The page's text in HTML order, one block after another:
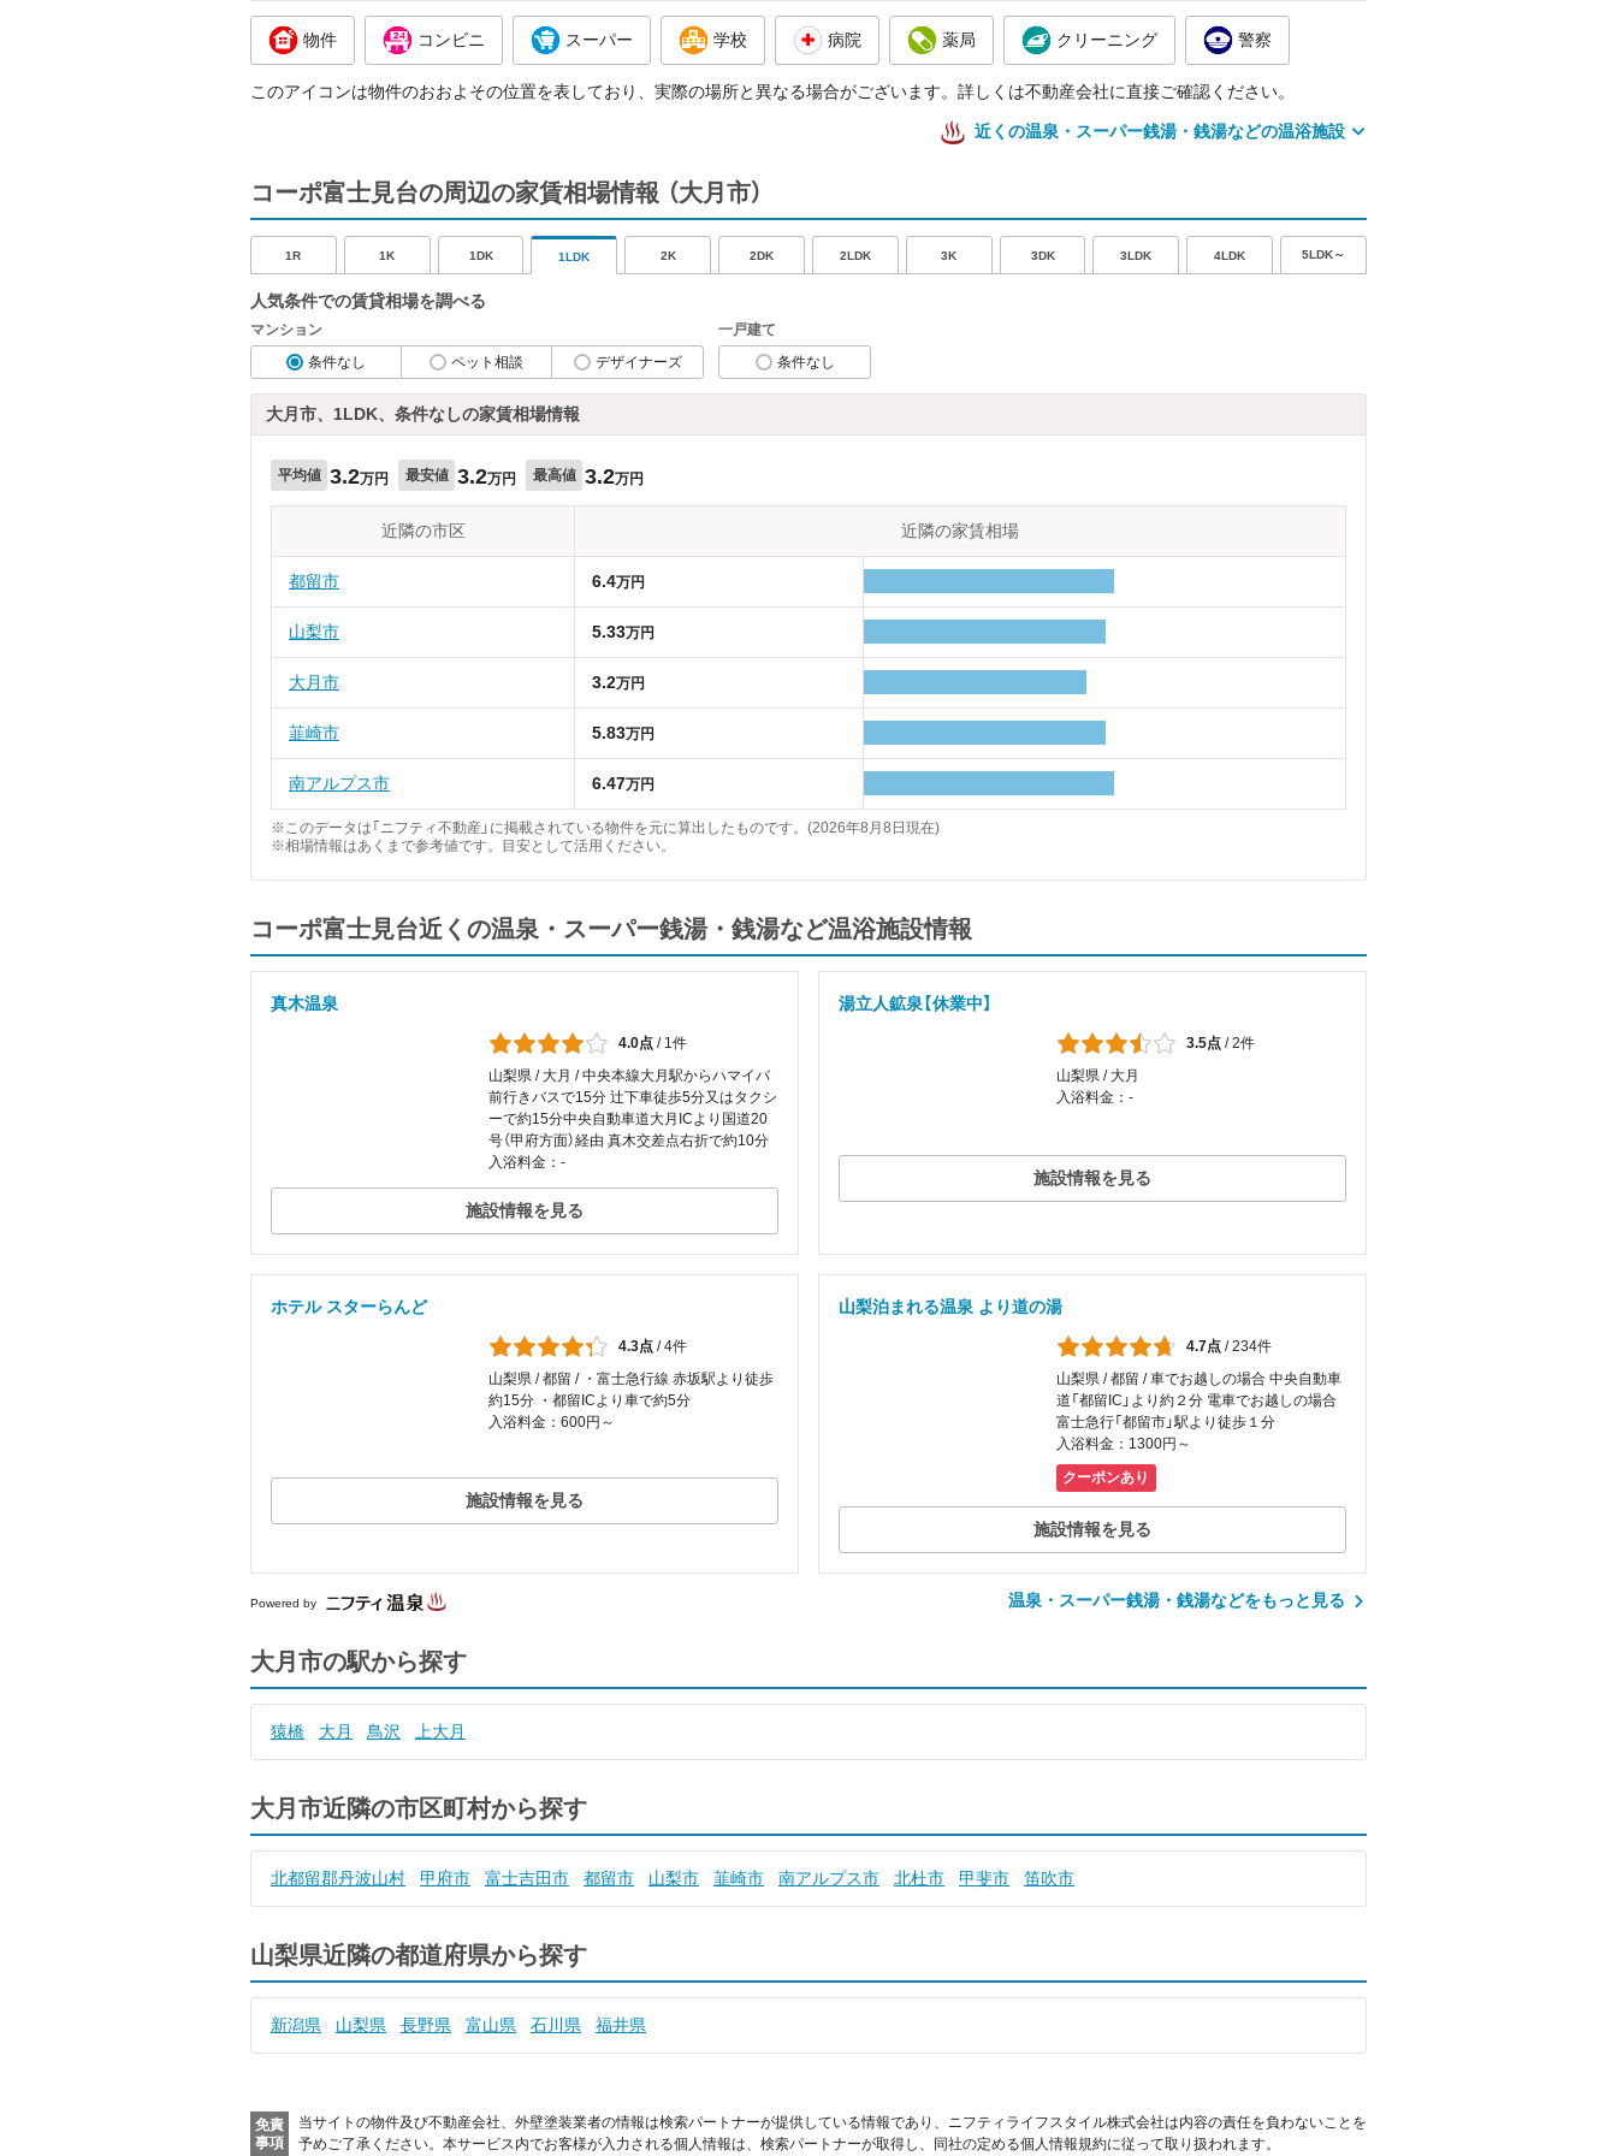
物件 コンビニ スーパー 学校 病院 薬局 クリーニング 警察
このアイコンは物件のおおよその位置を表しており、実際の場所と異なる場合がございます。詳しくは不動産会社に直接ご確認ください。
近くの温泉・スーパー銭湯・銭湯などの温浴施設
コーポ富士見台の周辺の家賃相場情報 （大月市）
1R 1K 1DK 1LDK 2K 2DK 2LDK 3K 3DK 3LDK 4LDK 5LDK～
人気条件での賃貸相場を調べる
マンション
条件なし
ペット相談 デザイナーズ
一戸建て
条件なし
大月市、1LDK、条件なしの家賃相場情報
平均値 3.2万円 最安値 3.2万円 最高値 3.2万円
近隣の市区 近隣の家賃相場
都留市 6.4万円
山梨市 5.33万円
大月市 3.2万円
韮崎市 5.83万円
南アルプス市 6.47万円
※このデータは「ニフティ不動産」に掲載されている物件を元に算出したものです。(2026年8月8日現在)
※相場情報はあくまで参考値です。目安として活用ください。
コーポ富士見台近くの温泉・スーパー銭湯・銭湯など温浴施設情報
真木温泉
4.0点 / 1件
山梨県 / 大月 / 中央本線大月駅からハマイバ
前行きバスで15分 辻下車徒歩5分又はタクシ
ーで約15分中央自動車道大月ICより国道20
号（甲府方面）経由 真木交差点右折で約10分
入浴料金：-
施設情報を見る
湯立人鉱泉【休業中】
3.5点 /2件
山梨県 / 大月
入浴料金：-
施設情報を見る
ホテル スターらんど
4.3点 /4件
山梨県 / 都留 / ・富士急行線 赤坂駅より徒歩
約15分 ・都留ICより車で約5分
入浴料金：600円～
施設情報を見る
山梨泊まれる温泉 より道の湯
4.7点 /234件
山梨県 / 都留 / 車でお越しの場合 中央自動車
道「都留IC」より約２分 電車でお越しの場合
富士急行「都留市」駅より徒歩１分
入浴料金：1300円～
クーポンあり
施設情報を見る
Powered by 温泉・スーパー銭湯・銭湯などをもっと見る
大月市の駅から探す
猿橋 大月 鳥沢 上大月
大月市近隣の市区町村から探す
北都留郡丹波山村 甲府市 富士吉田市 都留市 山梨市 韮崎市 南アルプス市 北杜市 甲斐市 笛吹市
山梨県近隣の都道府県から探す
新潟県 山梨県 長野県 富山県 石川県 福井県
免責
事項
当サイトの物件及び不動産会社、外壁塗装業者の情報は検索パートナーが提供している情報であり、ニフティライフスタイル株式会社は内容の責任を負わないことを
予めご了承ください。 本サービス内でお客様が入力される個人情報は、検索パートナーが取得し、同社の定める個人情報規約に従って取り扱われます。